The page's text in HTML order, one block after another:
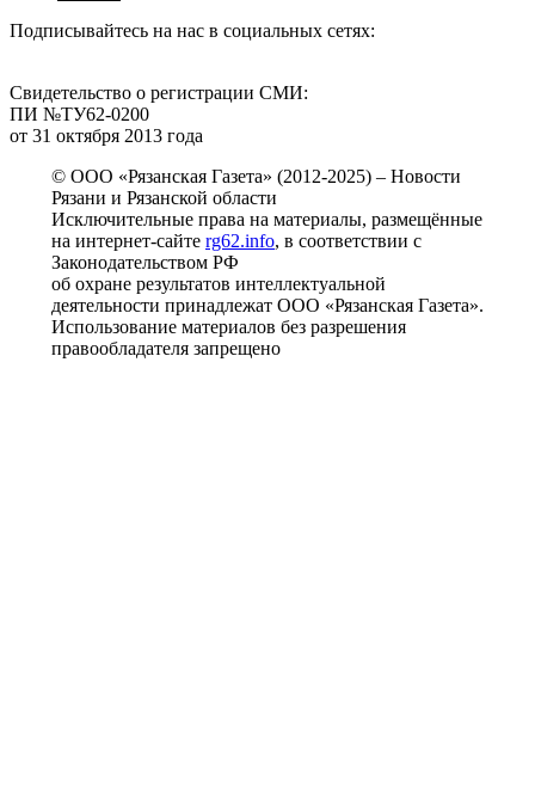
Подписывайтесь на нас в социальных сетях:
Свидетельство о регистрации СМИ:
ПИ №ТУ62-0200
от 31 октября 2013 года
© ООО «Рязанская Газета» (2012-2025) – Новости
Рязани и Рязанской области
Исключительные права на материалы, размещённые
на интернет-сайте rg62.info, в соответствии с
Законодательством РФ
об охране результатов интеллектуальной
деятельности принадлежат ООО «Рязанская Газета».
Использование материалов без разрешения
правообладателя запрещено